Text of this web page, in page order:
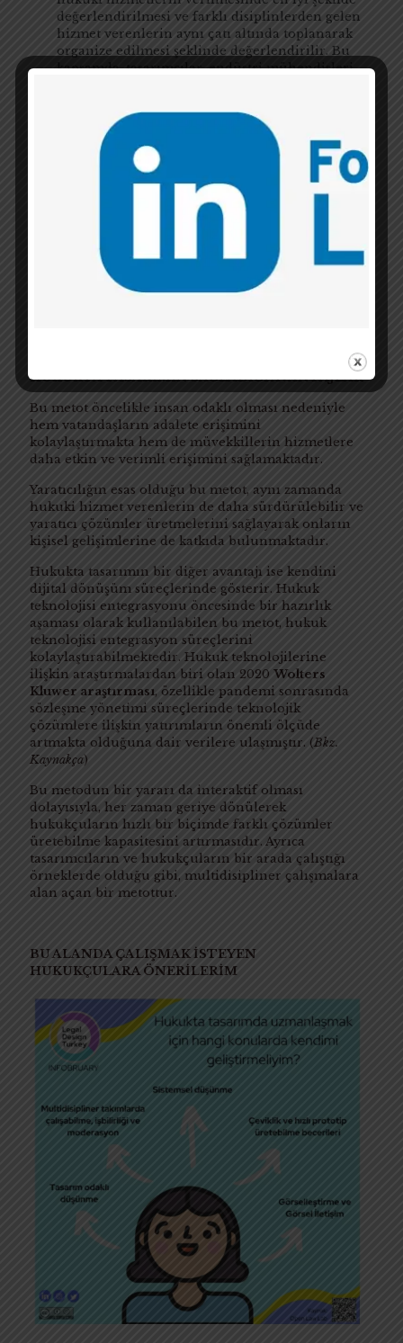
değerlendirilmesi ve farklı disiplinlerden gelen
hizmet verenlerin aynı çatı altında toplanarak
organize edilmesi şeklinde değerlendirilir. Bu
kapsamda, tasarımcılar, endüstri mühendisleri
çalışan hukuk bürolarını
örnek
Sistem tasarımı
ise, hukukun bütününde
yapılan sistemsel değişikliklerin tasarımı olarak
ele alabiliriz. Tüm sistemde değişiklik ve etki
yaratan bir çözüm olarak nitelendirilebilecek
UYAP’ın bu kapsamda öne çıkan örneklerden
Columbia Civil Resolution Tribunal
da fiziki hiçbir
yeri olmayan bir resmi uyuşmazlık çözüm
mercii olarak farklı bir örnek teşkil etmektedir. (
HUKUKTA TASARIMIN SAĞLADIĞI AVANTAJLAR
Bu metot öncelikle insan odaklı olması nedeniyle
hem vatandaşların adalete erişimini
kolaylaştırmakta hem de müvekkillerin hizmetlere
daha etkin ve verimli erişimini sağlamaktadır.
Yaratıcılığın esas olduğu bu metot, aynı zamanda
hukuki hizmet verenlerin de daha sürdürülebilir ve
yaratıcı çözümler üretmelerini sağlayarak onların
kişisel gelişimlerine de katkıda bulunmaktadır.
Hukukta tasarımın bir diğer avantajı ise kendini
dijital dönüşüm süreçlerinde gösterir. Hukuk
teknolojisi entegrasyonu öncesinde bir hazırlık
aşaması olarak kullanılabilen bu metot, hukuk
teknolojisi entegrasyon süreçlerini
kolaylaştırabilmektedir. Hukuk teknolojilerine
ilişkin araştırmalardan biri olan 2020 Wolters
Kluwer araştırması, özellikle pandemi sonrasında
sözleşme yönetimi süreçlerinde teknolojik
çözümlere ilişkin yatırımların önemli ölçüde
artmakta olduğuna dair verilere ulaşmıştır. (Bkz.
Kaynakça)
Bu metodun bir yararı da interaktif olması
dolayısıyla, her zaman geriye dönülerek
hukukçuların hızlı bir biçimde farklı çözümler
üretebilme kapasitesini artırmasıdır. Ayrıca
tasarımcıların ve hukukçuların bir arada çalıştığı
örneklerde olduğu gibi, multidisipliner çalışmalara
alan açan bir metottur.
BU ALANDA ÇALIŞMAK İSTEYEN
HUKUKÇULARA ÖNERİLERİM